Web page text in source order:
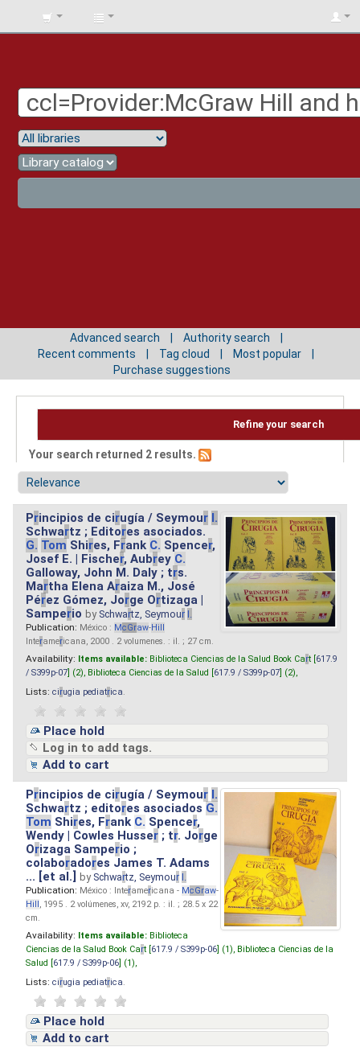
BIBLIOTECA
Advanced search
Authority search
Recent comments
Tag cloud
Most popular
Purchase suggestions
Refine your search
Your search returned 2 results.
Principios de cirugía / Seymour I.
Schwartz ; Editores asociados.
G. Tom Shires, Frank C. Spencer,
Josef E. | Fischer, Aubrey C.
Galloway, John M. Daly ; trs.
Martha Elena Araiza M., José
Pérez Gómez, Jorge Ortizaga |
Samperio by Schwartz, Seymour I.
Publication: México : McGraw-Hill
Interamericana, 2000 . 2 volumenes. : il. ; 27 cm.
Availability: Items available: Biblioteca Ciencias de la Salud Book Cart [ 617.9
/ S399p-07 ] (2), Biblioteca Ciencias de la Salud [ 617.9 / S399p-07 ] (2),
Lists: cirugia pediatrica
Place hold
Log in to add tags.
Add to cart
Principios de cirugía / Seymour I.
Schwartz ; editores asociados G.
Tom Shires, Frank C. Spencer,
Wendy | Cowles Husser ; tr. Jorge
Orizaga Samperio ;
colaboradores James T. Adams
... [et al.]by Schwartz, Seymour I.
Publication: México : Interamericana - McGraw-
Hill, 1995 . 2 volúmenes, xv, 2192 p. : il. ; 28.5 x 22
cm.
Availability: Items available: Biblioteca
Ciencias de la Salud Book Cart [ 617.9 / S399p-06 ] (1), Biblioteca Ciencias de la
Salud [ 617.9 / S399p-06 ] (1),
Lists: cirugia pediatrica
Place hold
Add to cart